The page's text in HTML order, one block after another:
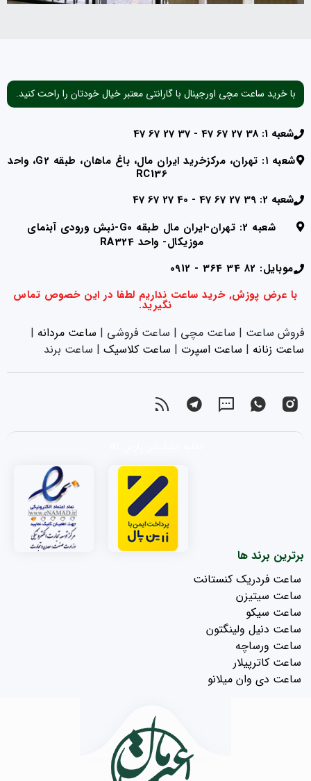
با خرید ساعت مچی اورجینال با گارانتی معتبر خیال خودتان را راحت کنید.
شعبه 1: 38 27 67 47 - 37 27 67 47
شعبه ۱: تهران، مرکزخرید ایران مال، باغ ماهان، طبقه G2، واحد
RC136
شعبه 2: 39 27 67 47 - 40 27 67 47
شعبه 2: تهران-ایران مال طبقه G0-نبش ورودی آبنمای
موزیکال- واحد RA324
موبایل: 82 34 364 - 0912
با عرض پوزش, خرید ساعت نداریم لطفا در این خصوص تماس
نگیرید.
فروش ساعت | ساعت مچی | ساعت فروشی | ساعت مردانه |
ساعت زنانه |‌ ساعت اسپرت |‌ ساعت کلاسیک | ساعت برند
برترین برند ها
ساعت فردریک کنستانت
ساعت سیتیزن
ساعت سیکو
ساعت دنیل ولینگتون
ساعت ورساچه
ساعت کاترپیلار
ساعت دی وان میلانو